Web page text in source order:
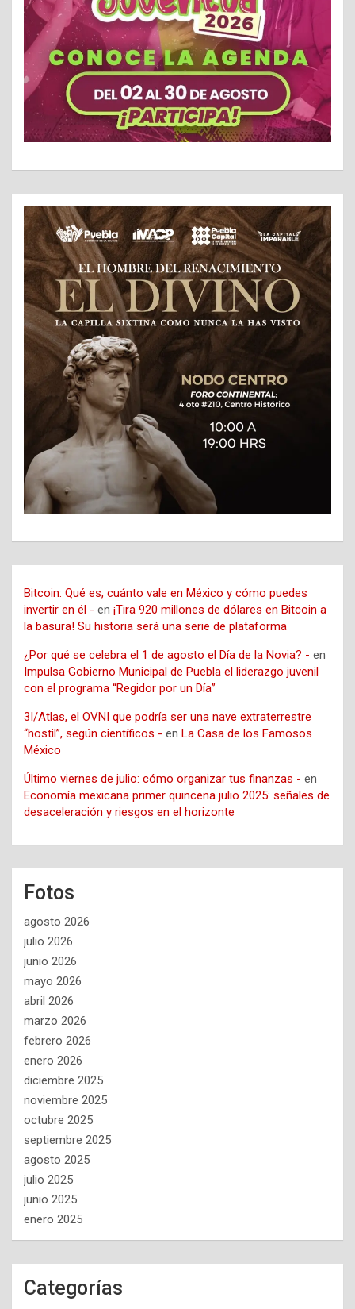
Bitcoin: Qué es, cuánto vale en México y cómo puedes
invertir en él - en ¡Tira 920 millones de dólares en Bitcoin a
la basura! Su historia será una serie de plataforma
¿Por qué se celebra el 1 de agosto el Día de la Novia? - en
Impulsa Gobierno Municipal de Puebla el liderazgo juvenil
con el programa “Regidor por un Día”
3I/Atlas, el OVNI que podría ser una nave extraterrestre
“hostil”, según científicos - en La Casa de los Famosos
México
Último viernes de julio: cómo organizar tus finanzas - en
Economía mexicana primer quincena julio 2025: señales de
desaceleración y riesgos en el horizonte
Fotos
agosto 2026
julio 2026
junio 2026
mayo 2026
abril 2026
marzo 2026
febrero 2026
enero 2026
diciembre 2025
noviembre 2025
octubre 2025
septiembre 2025
agosto 2025
julio 2025
junio 2025
enero 2025
Categorías